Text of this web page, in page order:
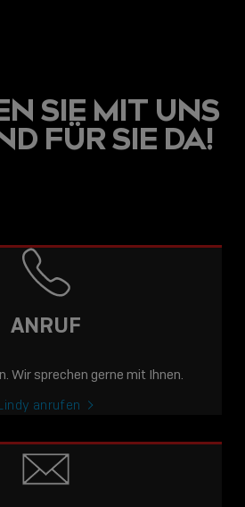
SIE MIT UNS
FÜR SIE DA!
ANRUF
Wir sprechen gerne mit Ihnen.
anrufen